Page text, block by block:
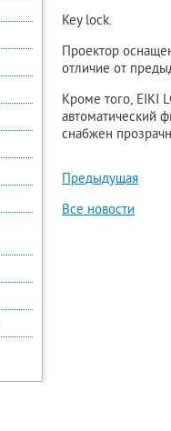
Key lock.
Проектор
отличие от
Кроме того, EIKI
автоматический
снабжен
Предыдущая
Все новости